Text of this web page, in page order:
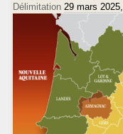
Délimitation 29 mars 2025